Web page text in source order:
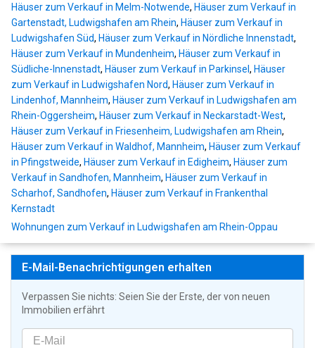
Häuser zum Verkauf in Melm-Notwende, Häuser zum Verkauf in
Gartenstadt, Ludwigshafen am Rhein, Häuser zum Verkauf in
Ludwigshafen Süd, Häuser zum Verkauf in Nördliche Innenstadt,
Häuser zum Verkauf in Mundenheim, Häuser zum Verkauf in
Südliche-Innenstadt, Häuser zum Verkauf in Parkinsel , Häuser
zum Verkauf in Ludwigshafen Nord, Häuser zum Verkauf in
Lindenhof, Mannheim, Häuser zum Verkauf in Ludwigshafen am
Rhein-Oggersheim, Häuser zum Verkauf in Neckarstadt-West,
Häuser zum Verkauf in Friesenheim, Ludwigshafen am Rhein,
Häuser zum Verkauf in Waldhof, Mannheim, Häuser zum Verkauf
in Pfingstweide, Häuser zum Verkauf in Edigheim, Häuser zum
Verkauf in Sandhofen, Mannheim, Häuser zum Verkauf in
Scharhof, Sandhofen, Häuser zum Verkauf in Frankenthal
Kernstadt
Wohnungen zum Verkauf in Ludwigshafen am Rhein-Oppau
E-Mail-Benachrichtigungen erhalten
Verpassen Sie nichts: Seien Sie der Erste, der von neuen
Immobilien erfährt